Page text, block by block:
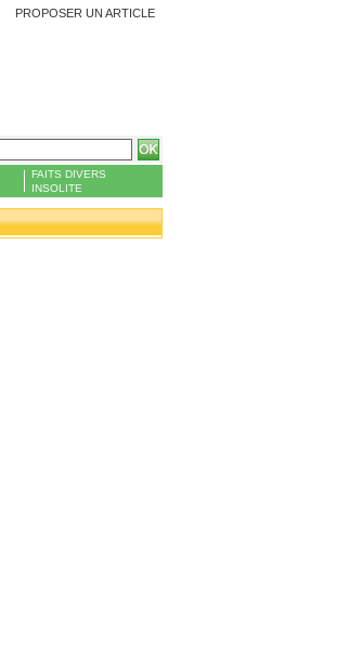
PROPOSER UN ARTICLE
FAITS DIVERS
INSOLITE